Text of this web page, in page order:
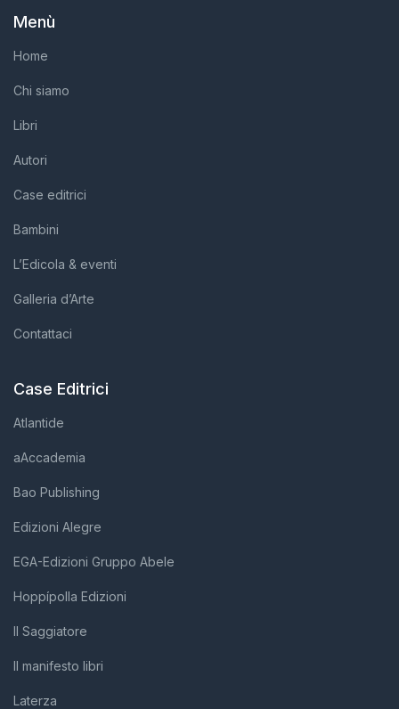
Menù
Home
Chi siamo
Libri
Autori
Case editrici
Bambini
L’Edicola & eventi
Galleria d’Arte
Contattaci
Case Editrici
Atlantide
aAccademia
Bao Publishing
Edizioni Alegre
EGA-Edizioni Gruppo Abele
Hoppípolla Edizioni
Il Saggiatore
Il manifesto libri
Laterza